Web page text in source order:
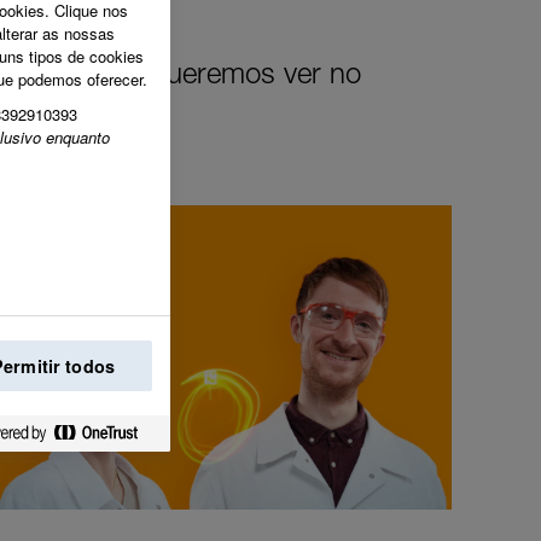
que queremos ver no
Clique nos
as nossas
tipos de cookies
podemos oferecer.
enquanto
todos